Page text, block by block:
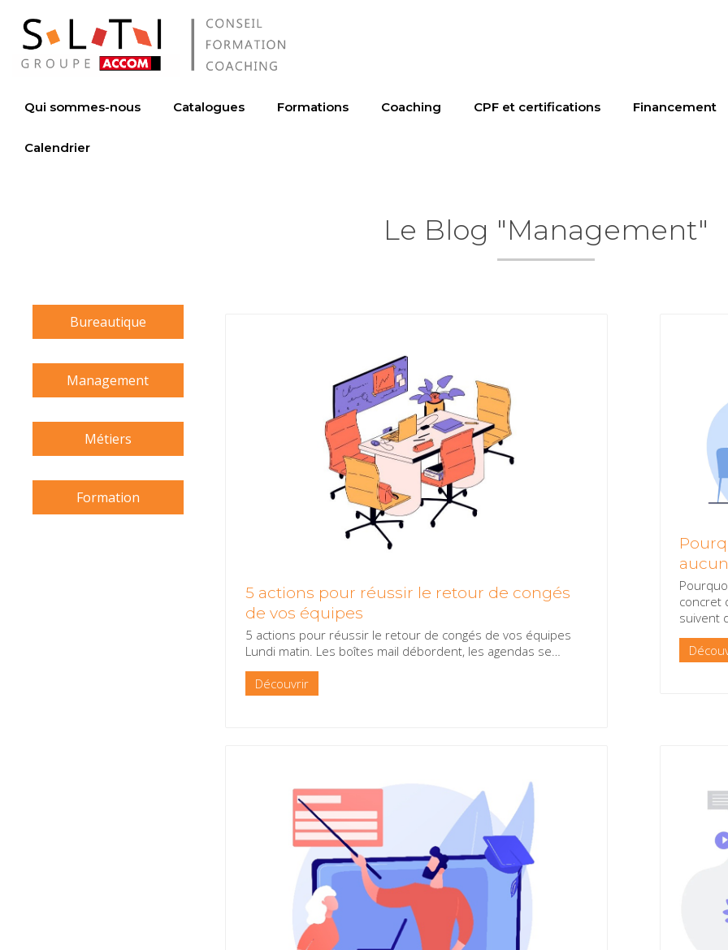
Qui sommes-nous Catalogues Formations Coaching CPF et certifications Financement
Calendrier
Le Blog "Management"
Bureautique
Management
Métiers
Formation
5 actions pour réussir le retour de congés
de vos équipes
5 actions pour réussir le retour de congés de vos équipes
Lundi matin. Les boîtes mail débordent, les agendas se…
Découvrir
concret
suivent